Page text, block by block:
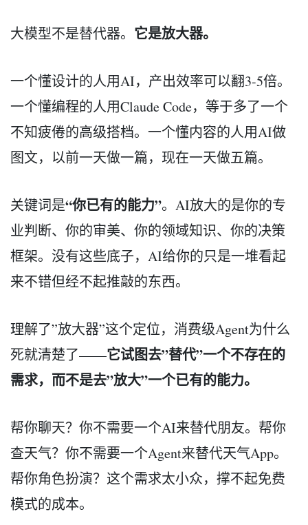
大模型不是替代器。 它是放大器。
一个懂设计的人用AI，产出效率可以翻3-5倍。
一个懂编程的人用Claude Code，等于多了一个
不知疲倦的高级搭档。一个懂内容的人用AI做
图文，以前一天做一篇，现在一天做五篇。
关键词是“你已有的能力”。AI放大的是你的专
业判断、你的审美、你的领域知识、你的决策
框架。没有这些底子，AI给你的只是一堆看起
来不错但经不起推敲的东西。
理解了”放大器”这个定位，消费级Agent为什么
死就清楚了——它试图去”替代”一个不存在的
需求，而不是去”放大”一个已有的能力。
帮你聊天？你不需要一个AI来替代朋友。帮你
查天气？你不需要一个Agent来替代天气App。
帮你角色扮演？这个需求太小众，撑不起免费
模式的成本。